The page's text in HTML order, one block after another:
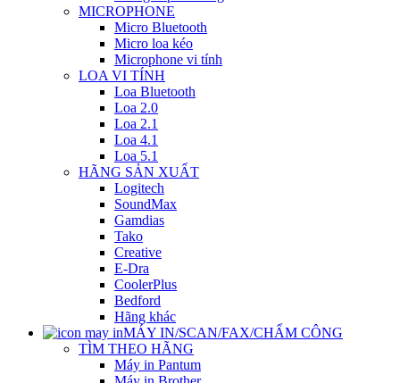
MICROPHONE
Micro Bluetooth
Micro loa kéo
Microphone vi tính
LOA VI TÍNH
Loa Bluetooth
Loa 2.0
Loa 2.1
Loa 4.1
Loa 5.1
HÃNG SẢN XUẤT
Logitech
SoundMax
Gamdias
Tako
Creative
E-Dra
CoolerPlus
Bedford
Hãng khác
MÁY IN/SCAN/FAX/CHẤM CÔNG
TÌM THEO HÃNG
Máy in Pantum